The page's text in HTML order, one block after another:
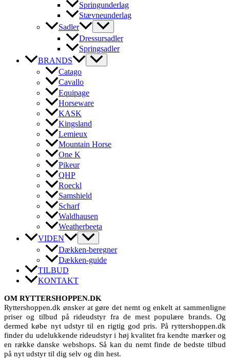
Springunderlag
Stævneunderlag
Sadler
Dressursadler
Springsadler
BRANDS
Catago
Cavallo
Equipage
Horseware
KASK
Kingsland
Lemieux
Mountain Horse
One K
Pikeur
QHP
Roeckl
Samshield
Scharf
Waldhausen
Weatherbeeta
VIDEN
Dækken-beregner
Dækken-guide
TILBUD
KONTAKT
OM RYTTERSHOPPEN.DK
Ryttershoppen.dk ønsker at gøre det nemt og enkelt at sammenligne
priser og tilbud på rideudstyr fra de mest populære brands. Og
dermed købe nyt udstyr til en rigtig god pris. På ryttershoppen.dk
finder du udelukkende rideudstyr i høj kvalitet fra kendte mærker og
en række danske webshops. Så kan du nemt finde de bedste tilbud
på nyt udstyr til dig selv og din hest.